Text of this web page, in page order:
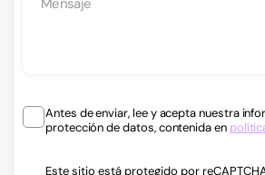
Antes de enviar, lee y acepta nuestra
protección de datos, contenida en
Este sitio está protegido por